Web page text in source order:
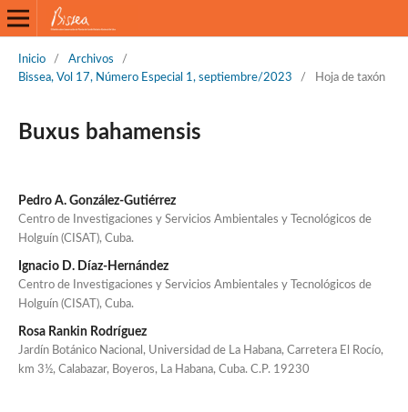
Inicio / Archivos
/
Bissea, Vol 17, Número Especial 1, septiembre/2023
/ Hoja de taxón
Buxus bahamensis
Pedro A. González-Gutiérrez
Centro de Investigaciones y Servicios Ambientales y Tecnológicos de
Holguín (CISAT), Cuba.
Ignacio D. Díaz-Hernández
Centro de Investigaciones y Servicios Ambientales y Tecnológicos de
Holguín (CISAT), Cuba.
Rosa Rankin Rodríguez
Jardín Botánico Nacional, Universidad de La Habana, Carretera El Rocío,
km 3½, Calabazar, Boyeros, La Habana, Cuba. C.P. 19230